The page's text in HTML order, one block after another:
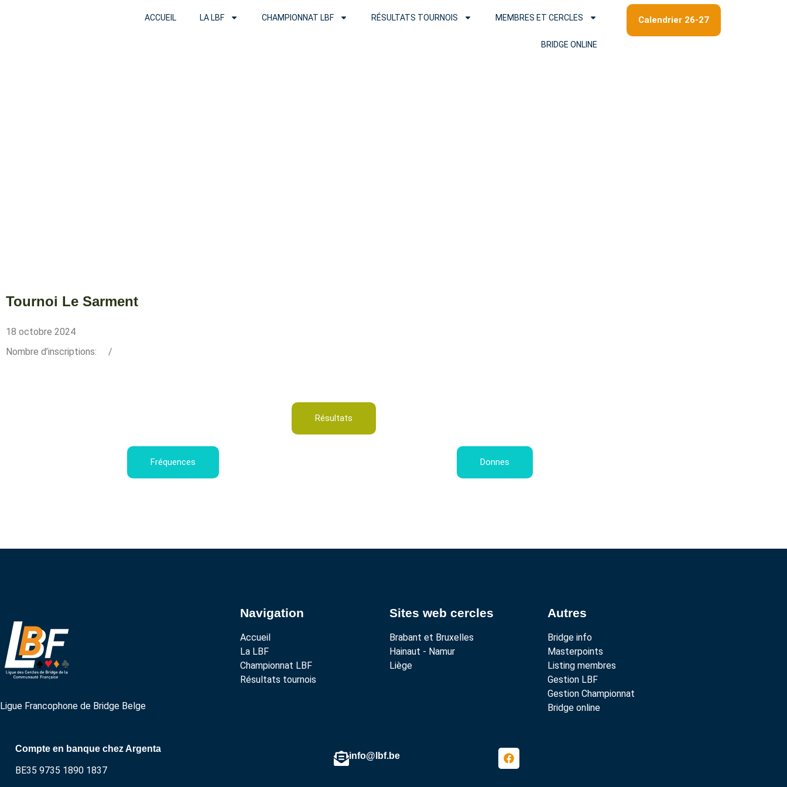
ACCUEIL LA LBF CHAMPIONNAT LBF RÉSULTATS TOURNOIS MEMBRES ET CERCLES
BRIDGE ONLINE
Calendrier 26-27
Tournoi Le Sarment
18 octobre 2024
Nombre d’inscriptions:
/
Résultats
Fréquences Donnes
Ligue Francophone de Bridge Belge
Navigation
Accueil
La LBF
Championnat LBF
Résultats tournois
Sites web cercles
Brabant et Bruxelles
Hainaut - Namur
Liège
Autres
Bridge info
Masterpoints
Listing membres
Gestion LBF
Gestion Championnat
Bridge online
Compte en banque chez Argenta
BE35 9735 1890 1837
info@lbf.be